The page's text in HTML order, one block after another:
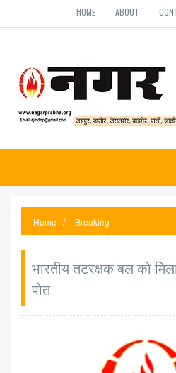
HOME ABOUT
Home Breaking
भारतीय तटरक्षक बल को
पोत